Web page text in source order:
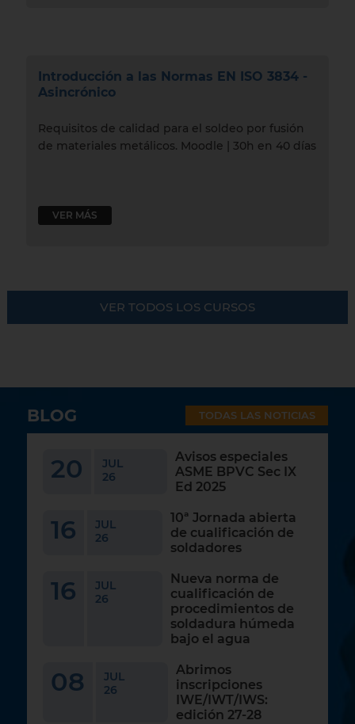
Introducción a las Normas EN ISO 3834 -
Asincrónico
Requisitos de calidad para el soldeo por fusión
de materiales metálicos. Moodle | 30h en 40 días
VER MÁS
VER TODOS LOS CURSOS
TODAS LAS NOTICIAS
BLOG
20
JUL
26
Avisos especiales
ASME BPVC Sec IX
Ed 2025
16
JUL
26
10ª Jornada abierta
de cualificación de
soldadores
16
JUL
26
Nueva norma de
cualificación de
procedimientos de
soldadura húmeda
bajo el agua
08
JUL
26
Abrimos
inscripciones
IWE/IWT/IWS:
edición 27-28